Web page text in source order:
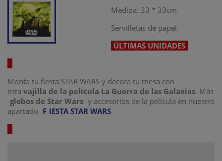
Medida: 33 * 33cm
Servilletas de papel.
ÚLTIMAS UNIDADES
Monta tu fiesta STAR WARS y decora tu mesa con
esta vajilla de la película La Guerra de las Galaxias. Más
globos de Star Wars y accesorios de la película en nuestro
apartado F IESTA STAR WARS.